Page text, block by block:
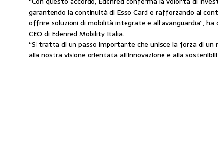
garantendo la continuità di Esso Card e rafforzando al
offrire soluzioni di mobilità integrate e all’avanguardia”, ha
CEO di Edenred Mobility Italia.
“Si tratta di un passo importante che unisce la forza di un
alla nostra visione orientata all’innovazione e alla